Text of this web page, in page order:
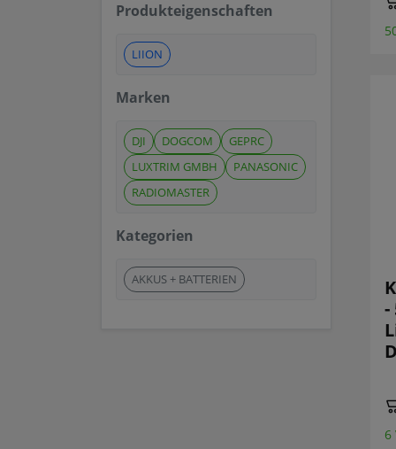
Produkteigenschaften
LIION
Marken
DJI DOGCOM
GEPRC
LUXTRIM GMBH
PANASONIC
RADIOMASTER
Kategorien
AKKUS + BATTERIEN
-
6